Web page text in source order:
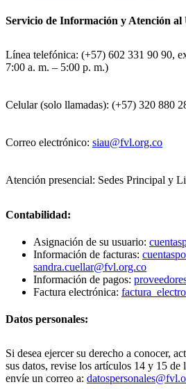
Servicio de Información y Atención
Línea telefónica: (+57) 602 331 90 90,
7:00 a. m. – 5:00 p. m.)
Celular (solo llamadas): (+57) 320 880
Correo electrónico: siau@fvl.org.co
Atención presencial: Sedes Principal y
Contabilidad:
Asignación de su usuario:
Información de facturas:
sandra.cuellar@fvl.org.co
Información de pagos:
Factura electrónica:
Datos personales:
Si desea ejercer su derecho a conocer,
sus datos, revise los artículos 14 y 15
envíe un correo a: